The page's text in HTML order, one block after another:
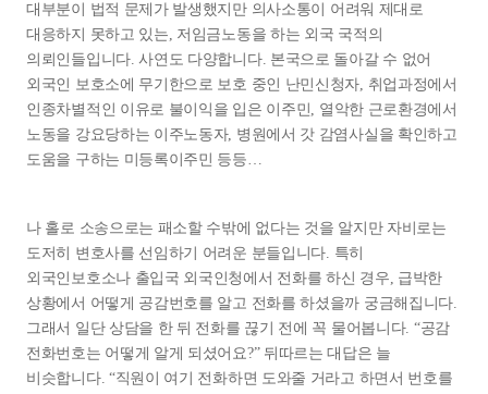
대부분이 법적 문제가 발생했지만 의사소통이 어려워 제대로
대응하지 못하고 있는, 저임금노동을 하는 외국 국적의
의뢰인들입니다. 사연도 다양합니다. 본국으로 돌아갈 수 없어
외국인 보호소에 무기한으로 보호 중인 난민신청자, 취업과정에서
인종차별적인 이유로 불이익을 입은 이주민, 열악한 근로환경에서
노동을 강요당하는 이주노동자, 병원에서 갓 감염사실을 확인하고
도움을 구하는 미등록이주민 등등…
나 홀로 소송으로는 패소할 수밖에 없다는 것을 알지만 자비로는
도저히 변호사를 선임하기 어려운 분들입니다. 특히
외국인보호소나 출입국 외국인청에서 전화를 하신 경우, 급박한
상황에서 어떻게 공감번호를 알고 전화를 하셨을까 궁금해집니다.
그래서 일단 상담을 한 뒤 전화를 끊기 전에 꼭 물어봅니다. “공감
전화번호는 어떻게 알게 되셨어요?” 뒤따르는 대답은 늘
비슷합니다. “직원이 여기 전화하면 도와줄 거라고 하면서 번호를